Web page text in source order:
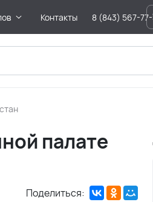
Контакты 8 (843) 567-
палате
Поделиться: